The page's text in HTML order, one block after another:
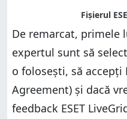
De remarcat, primele
expertul sunt să
o folosești, să accepți
Agreement) și dacă
feedback ESET